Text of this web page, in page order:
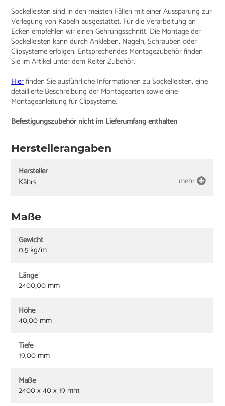
Sockelleisten sind in den meisten Fällen mit einer Aussparung zur
Verlegung von Kabeln ausgestattet. Für die Verarbeitung an
Ecken empfehlen wir einen Gehrungsschnitt. Die Montage der
Sockelleisten kann durch Ankleben, Nageln, Schrauben oder
Clipsysteme erfolgen. Entsprechendes Montagezubehör finden
Sie im Artikel unter dem Reiter Zubehör.
Hierfinden Sie ausführliche Informationen zu Sockelleisten, eine
detaillierte Beschreibung der Montagearten sowie eine
Montageanleitung für Clipsysteme.
Befestigungszubehör nicht im Lieferumfang enthalten
Herstellerangaben
Hersteller
Kährs
mehr
Maße
Gewicht
0,5 kg/m
Länge
2400,00 mm
Höhe
40,00 mm
Tiefe
19,00 mm
Maße
2400 x 40 x 19 mm